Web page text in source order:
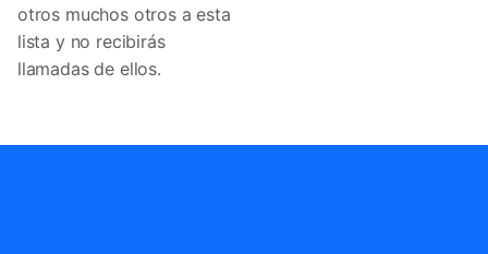
otros muchos otros a esta
lista y no recibirás
llamadas de ellos.